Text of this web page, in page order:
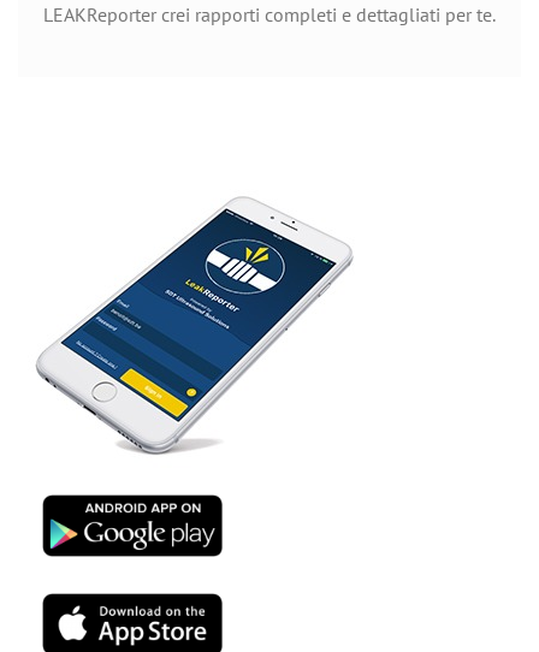
LEAKReporter crei rapporti completi e dettagliati per te.